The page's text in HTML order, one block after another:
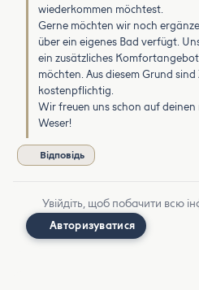
wiederkommen möchtest.
Gerne möchten wir noch
über ein eigenes Bad verfügt.
ein zusätzliches
möchten. Aus diesem Grund
kostenpflichtig.
Wir freuen uns schon auf deinen
Weser!
Відповідь
Увійдіть, щоб побачити всю
Авторизуватися